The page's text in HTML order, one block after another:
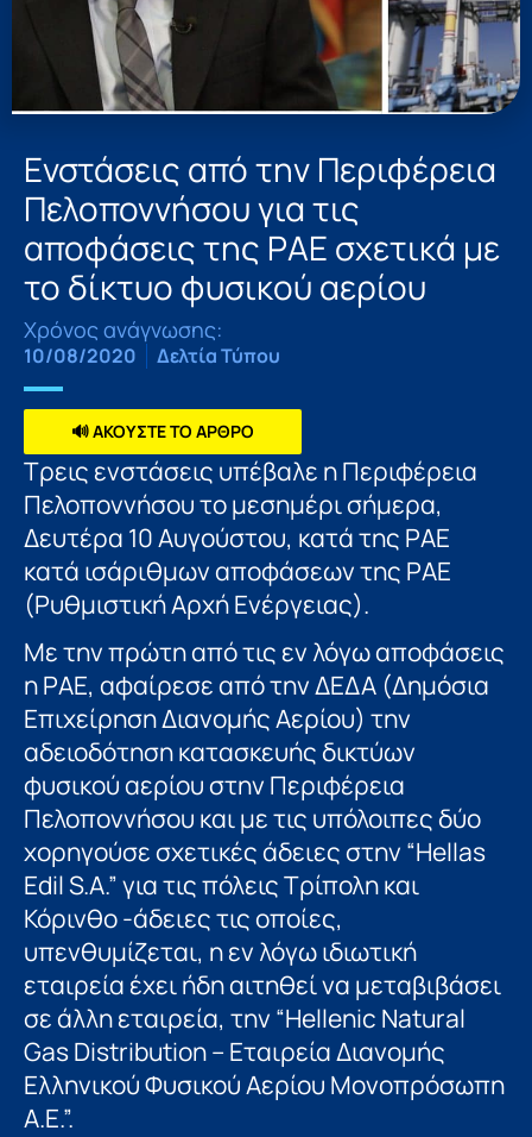
Ενστάσεις από την Περιφέρεια
Πελοποννήσου για τις
αποφάσεις της ΡΑΕ σχετικά με
το δίκτυο φυσικού αερίου
Χρόνος ανάγνωσης:
10/08/2020 Δελτία Τύπου
🔊 ΑΚΟΥΣΤΕ ΤΟ ΑΡΘΡΟ
Τρεις ενστάσεις υπέβαλε η Περιφέρεια
Πελοποννήσου το μεσημέρι σήμερα,
Δευτέρα 10 Αυγούστου, κατά της ΡΑΕ
κατά ισάριθμων αποφάσεων της ΡΑΕ
(Ρυθμιστική Αρχή Ενέργειας).
Με την πρώτη από τις εν λόγω αποφάσεις
η ΡΑΕ, αφαίρεσε από την ΔΕΔΑ (Δημόσια
Επιχείρηση Διανομής Αερίου) την
αδειοδότηση κατασκευής δικτύων
φυσικού αερίου στην Περιφέρεια
Πελοποννήσου και με τις υπόλοιπες δύο
χορηγούσε σχετικές άδειες στην “Hellas
Edil S.A.” για τις πόλεις Τρίπολη και
Κόρινθο -άδειες τις οποίες,
υπενθυμίζεται, η εν λόγω ιδιωτική
εταιρεία έχει ήδη αιτηθεί να μεταβιβάσει
σε άλλη εταιρεία, την “Hellenic Natural
Gas Distribution – Εταιρεία Διανομής
Ελληνικού Φυσικού Αερίου Μονοπρόσωπη
Α.Ε.”.